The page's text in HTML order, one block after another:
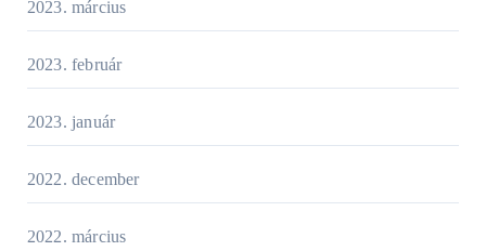
2023. március
2023. február
2023. január
2022. december
2022. március